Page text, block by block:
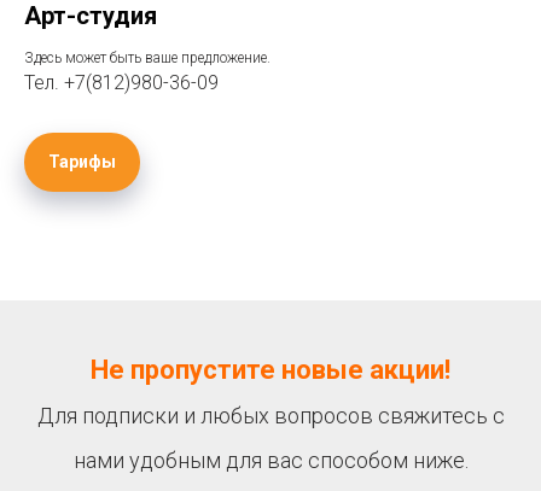
Арт-студия
Здесь может быть ваше предложение.
Тел. +7(812)980-36-09
Тарифы
Не пропустите новые акции!
Для подписки и любых вопросов свяжитесь с
нами удобным для вас способом ниже.